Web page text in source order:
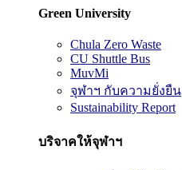
Green University
Chula Zero Waste
CU Shuttle Bus
MuvMi
จุฬาฯ กับความยั่งยืน
Sustainability Report
บริจาคให้จุฬาฯ